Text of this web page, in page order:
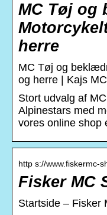
MC Tøj og
herre
MC Tøj og
og herre | Kajs MC
Stort udvalg af
Alpinestars med
vores online shop
http s://www.fiskermc-
Fisker MC
Startside – Fisker